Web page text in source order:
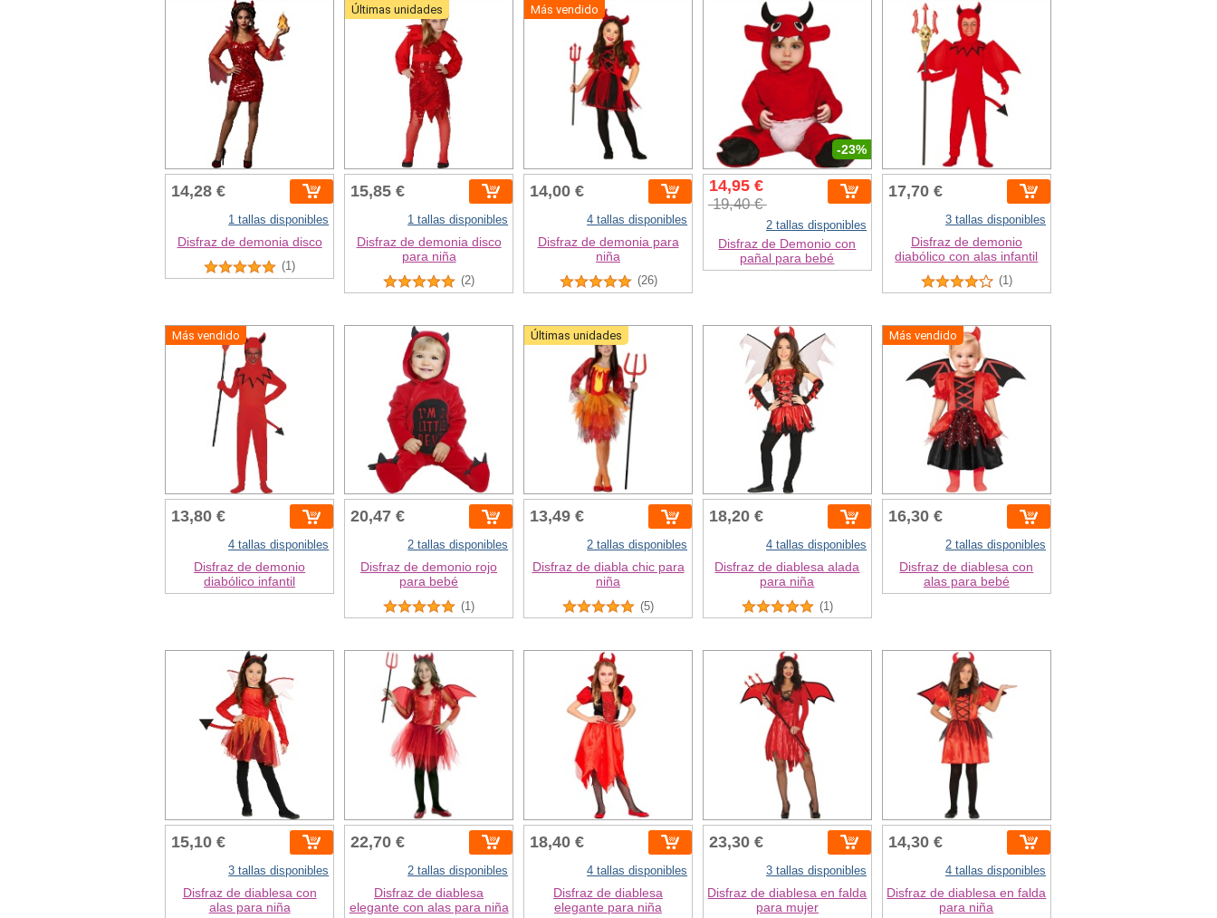
14,28 €
1 tallas disponibles
Disfraz de demonia disco
(1)
Últimas unidades
15,85 €
1 tallas disponibles
Disfraz de demonia disco
para niña
(2)
Más vendido
14,00 €
4 tallas disponibles
Disfraz de demonia para
niña
(26)
-23%
14,95 €
19,40 €
2 tallas disponibles
Disfraz de Demonio con
pañal para bebé
17,70 €
3 tallas disponibles
Disfraz de demonio
diabólico con alas infantil
(1)
Más vendido
13,80 €
4 tallas disponibles
Disfraz de demonio
diabólico infantil
20,47 €
2 tallas disponibles
Disfraz de demonio rojo
para bebé
(1)
Últimas unidades
13,49 €
2 tallas disponibles
Disfraz de diabla chic para
niña
(5)
18,20 €
4 tallas disponibles
Disfraz de diablesa alada
para niña
(1)
Más vendido
16,30 €
2 tallas disponibles
Disfraz de diablesa con
alas para bebé
15,10 €
3 tallas disponibles
Disfraz de diablesa con
alas para niña
22,70 €
2 tallas disponibles
Disfraz de diablesa
elegante con alas para niña
18,40 €
4 tallas disponibles
Disfraz de diablesa
elegante para niña
23,30 €
3 tallas disponibles
Disfraz de diablesa en falda
para mujer
14,30 €
4 tallas disponibles
Disfraz de diablesa en falda
para niña